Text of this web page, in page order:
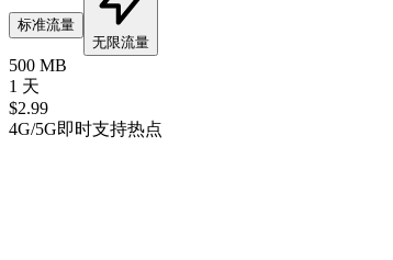
标准流量
无限流量
500 MB
1 天
$2.99
4G/5G即时支持热点